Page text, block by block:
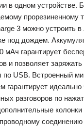
в одном устройстве.
прорезиненному
3 можно устроить
под дождем.
мАч гарантирует
и позволяет
по USB. Встроенный
гарантирует идеально
разговоров по